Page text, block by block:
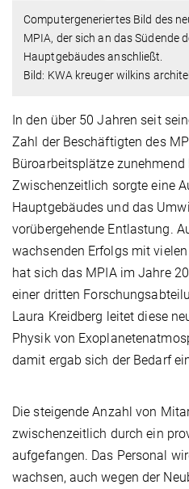
Computergeneriertes Bild des
MPIA, der sich an das Südende
Hauptgebäudes anschließt.
Bild: KWA kreuger wilkins
In den über 50 Jahren seit
Zahl der Beschäftigten des
Büroarbeitsplätze zunehmend
Zwischenzeitlich sorgte eine
Hauptgebäudes und das
vorübergehende Entlastung.
wachsenden Erfolgs mit
hat sich das MPIA im Jahre
einer dritten
Laura Kreidberg leitet diese
Physik von
damit ergab sich der Bedarf
Die steigende Anzahl von
zwischenzeitlich durch ein
aufgefangen. Das Personal
wachsen, auch wegen der